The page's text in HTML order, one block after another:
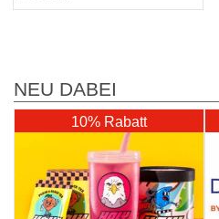
NEU DABEI
10% Rabatt